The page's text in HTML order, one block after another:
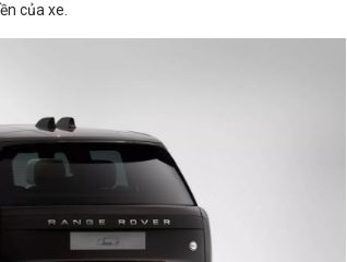
của xe.